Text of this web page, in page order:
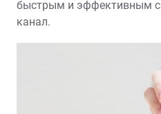
быстрым и эффективным
канал.